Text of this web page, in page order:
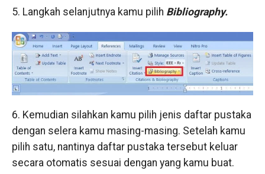
5. Langkah selanjutnya kamu pilih Bibliography.
6. Kemudian silahkan kamu pilih jenis daftar pustaka
dengan selera kamu masing-masing. Setelah kamu
pilih satu, nantinya daftar pustaka tersebut keluar
secara otomatis sesuai dengan yang kamu buat.